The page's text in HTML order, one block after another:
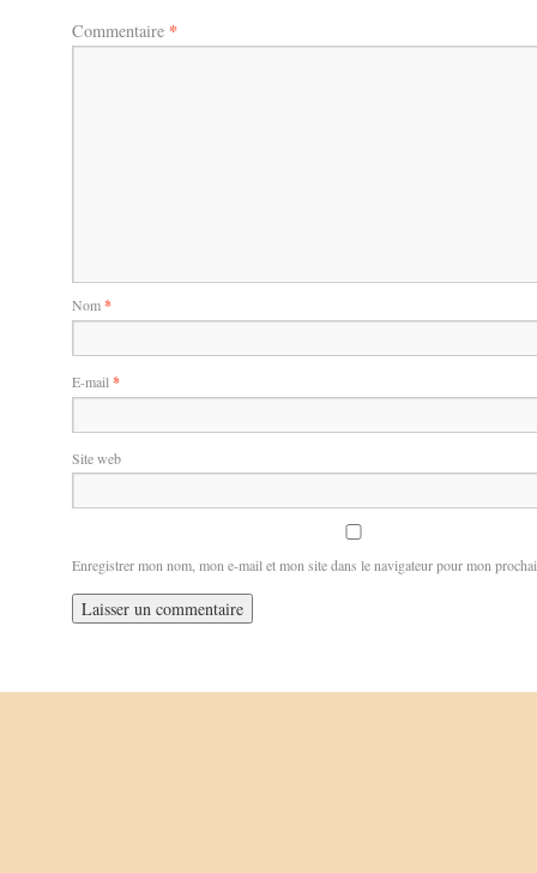
Commentaire *
Nom*
E-mail *
Site web
Enregistrer mon nom, mon e-mail et mon site dans le navigateur pour mon